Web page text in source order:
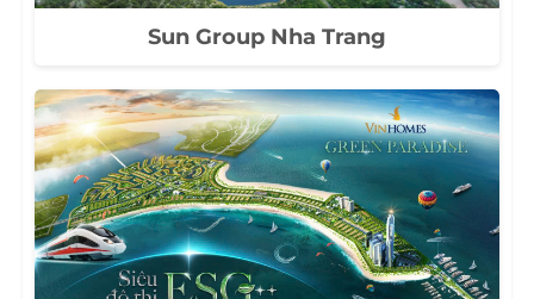
Sun Group Nha Trang